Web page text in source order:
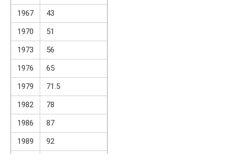
1967
43
1970
51
1973
56
1976
65
1979
71.5
1982
78
1986
87
1989
92